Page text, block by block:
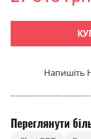
Напишіть
Переглянути